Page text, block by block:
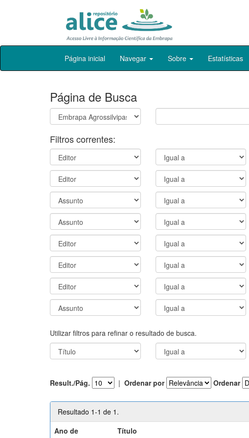
Skip
Página inicial Navegar Sobre Estatísticas
Página de Busca
Filtros correntes:
Utilizar filtros para refinar o resultado de busca.
Result./Pág. | Ordenar por Ordenar
Resultado 1-1 de 1.
Ano de
Título